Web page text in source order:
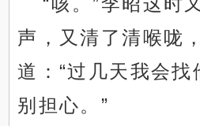
声，又清了清喉咙
道：“过几天我会找
别担心。”